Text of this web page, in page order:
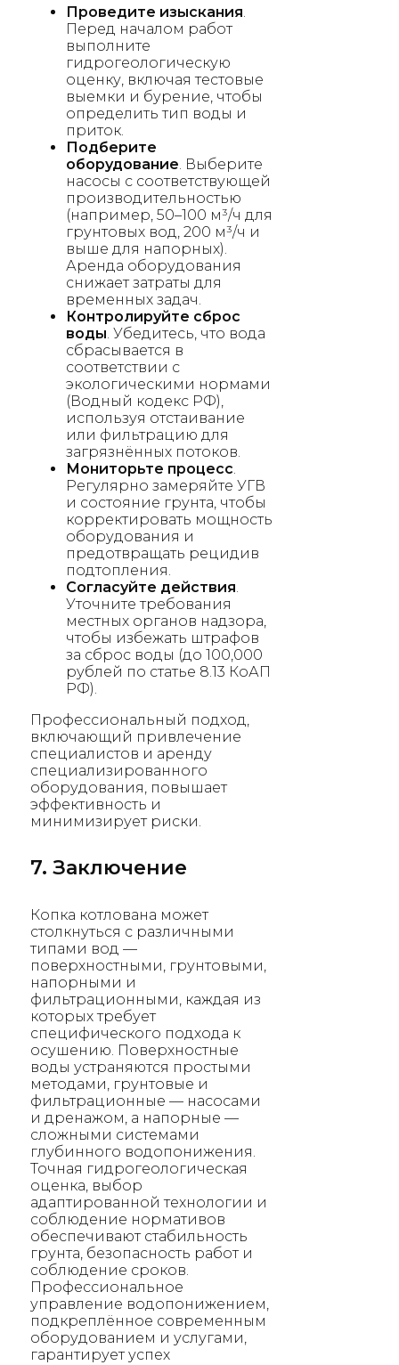
Проведите изыскания.
Перед началом работ
выполните
гидрогеологическую
оценку, включая тестовые
выемки и бурение, чтобы
определить тип воды и
приток.
Подберите
оборудование. Выберите
насосы с соответствующей
производительностью
(например, 50–100 м³/ч для
грунтовых вод, 200 м³/ч и
выше для напорных).
Аренда оборудования
снижает затраты для
временных задач.
Контролируйте сброс
воды. Убедитесь, что вода
сбрасывается в
соответствии с
экологическими нормами
(Водный кодекс РФ),
используя отстаивание
или фильтрацию для
загрязнённых потоков.
Мониторьте процесс.
Регулярно замеряйте УГВ
и состояние грунта, чтобы
корректировать мощность
оборудования и
предотвращать рецидив
подтопления.
Согласуйте действия.
Уточните требования
местных органов надзора,
чтобы избежать штрафов
за сброс воды (до 100,000
рублей по статье 8.13 КоАП
РФ).
Профессиональный подход,
включающий привлечение
специалистов и аренду
специализированного
оборудования, повышает
эффективность и
минимизирует риски.
7. Заключение
Копка котлована может
столкнуться с различными
типами вод —
поверхностными, грунтовыми,
напорными и
фильтрационными, каждая из
которых требует
специфического подхода к
осушению. Поверхностные
воды устраняются простыми
методами, грунтовые и
фильтрационные — насосами
и дренажом, а напорные —
сложными системами
глубинного водопонижения.
Точная гидрогеологическая
оценка, выбор
адаптированной технологии и
соблюдение нормативов
обеспечивают стабильность
грунта, безопасность работ и
соблюдение сроков.
Профессиональное
управление водопонижением,
подкреплённое современным
оборудованием и услугами,
гарантирует успех